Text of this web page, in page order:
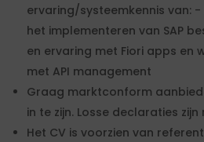
ervaring/systeemkennis van: -
het implementeren van SAP
en ervaring met Fiori apps en
met API management
Graag marktconform
in te zijn. Losse declaraties
Het CV is voorzien van